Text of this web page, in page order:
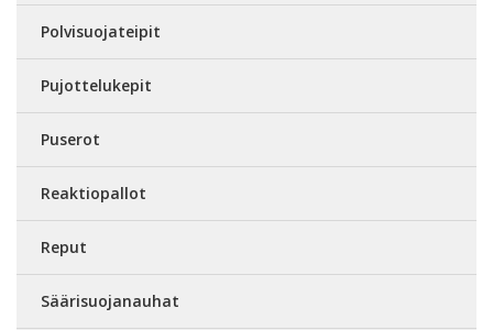
Polvisuojateipit
Pujottelukepit
Puserot
Reaktiopallot
Reput
Säärisuojanauhat